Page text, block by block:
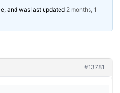
and was last updated 2 months, 1
#13781